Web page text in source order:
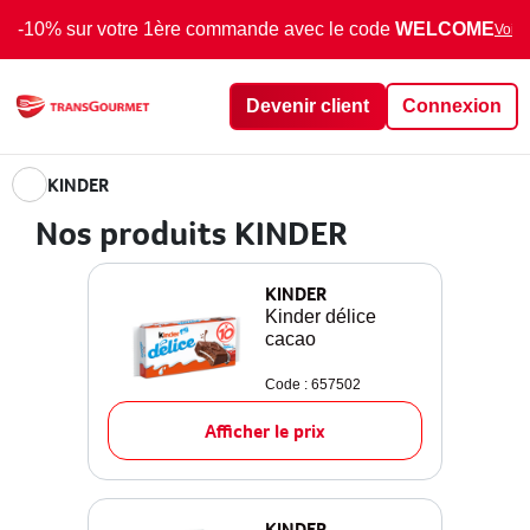
-10% sur votre 1ère commande avec le code WELCOMEVoir
Devenir client Connexion
KINDER
Nos produits KINDER
KINDER
Kinder délice
cacao
Code : 657502
Afficher le prix